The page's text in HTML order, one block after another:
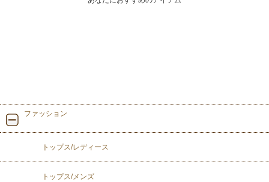
ファッション
トップス/レディース
トップス/メンズ